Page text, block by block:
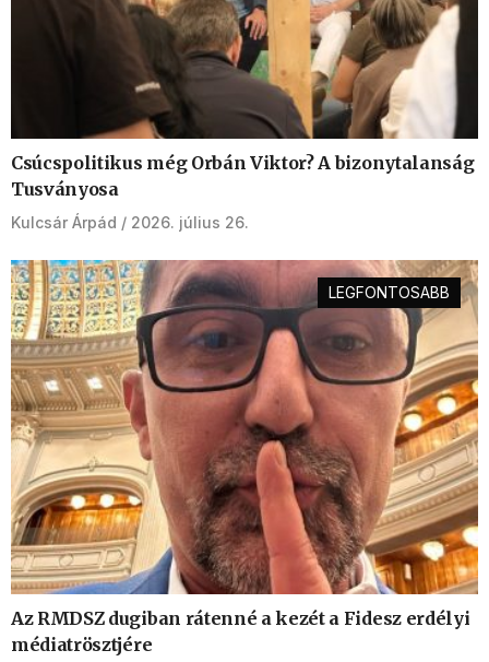
Csúcspolitikus még Orbán Viktor? A bizonytalanság
Tusványosa
Kulcsár Árpád 2026. július 26.
LEGFONTOSABB
Az RMDSZ dugiban rátenné a kezét a Fidesz erdélyi
médiatrösztjére